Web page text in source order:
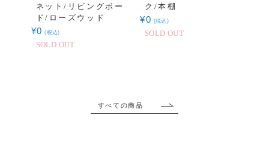
SOLD OUT
ネット/リビングボー
ド/ローズウッド
¥0 (税込) SOLD OUT
ク/本棚
¥0 (税込)
すべての商品